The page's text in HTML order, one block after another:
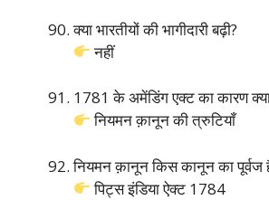
क्या भारतीयों की भागीदारी बढ़ी?
नहीं
1781 के अमेंडिंग एक्ट का कारण
नियमन क़ानून की त्रुटियाँ
नियमन क़ानून किस कानून का पूर्वज
पिट्स इंडिया ऐक्ट 1784